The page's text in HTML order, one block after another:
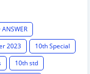
2023
10th Special
10th std